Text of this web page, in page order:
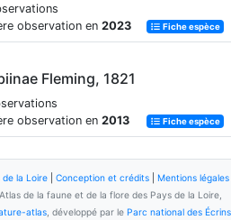
observation en 2023 Fiche espèce
Fleming, 1821
observation en 2013 Fiche espèce
Latreille, 1819
observation en2023 Fiche espèce
de la Loire Conception et crédits
Mentions légales
de la faune et de la flore des Pays de la Loire,
atlas, développé par le Parc national des Écrins